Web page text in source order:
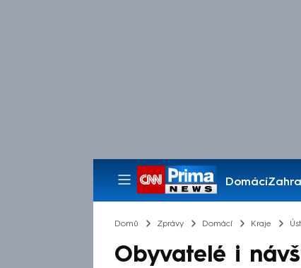
Domácí
Pořady
Domů Zprávy Domácí Kraje
Obyvatelé i